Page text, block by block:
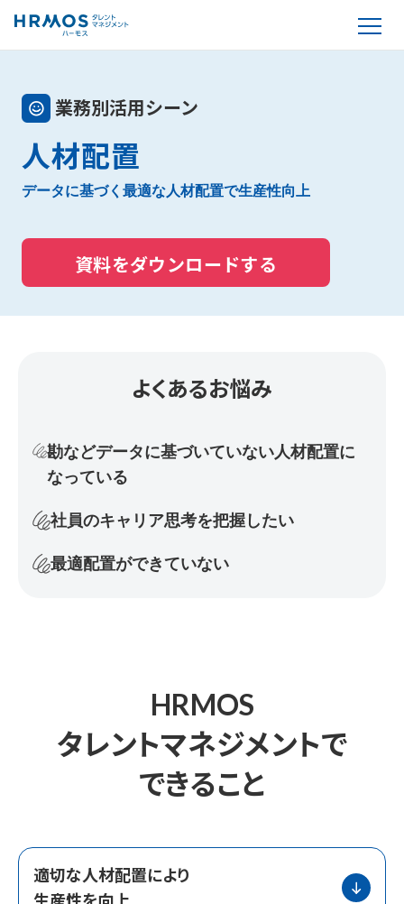
業務別活用シーン
人材配置
データに基づく最適な人材配置で生産性向上
資料をダウンロードする
よくあるお悩み
勘などデータに基づいていない人材配置に
なっている
社員のキャリア思考を把握したい
最適配置ができていない
HRMOS
タレントマネジメントで
できること
適切な人材配置により